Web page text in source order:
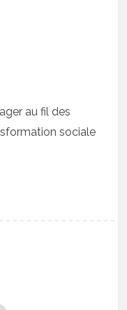
au fil des
sociale